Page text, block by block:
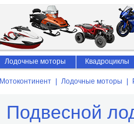
Мотоконтинент Лодочные моторы
Подвесной
Лодочные моторы Квадроциклы